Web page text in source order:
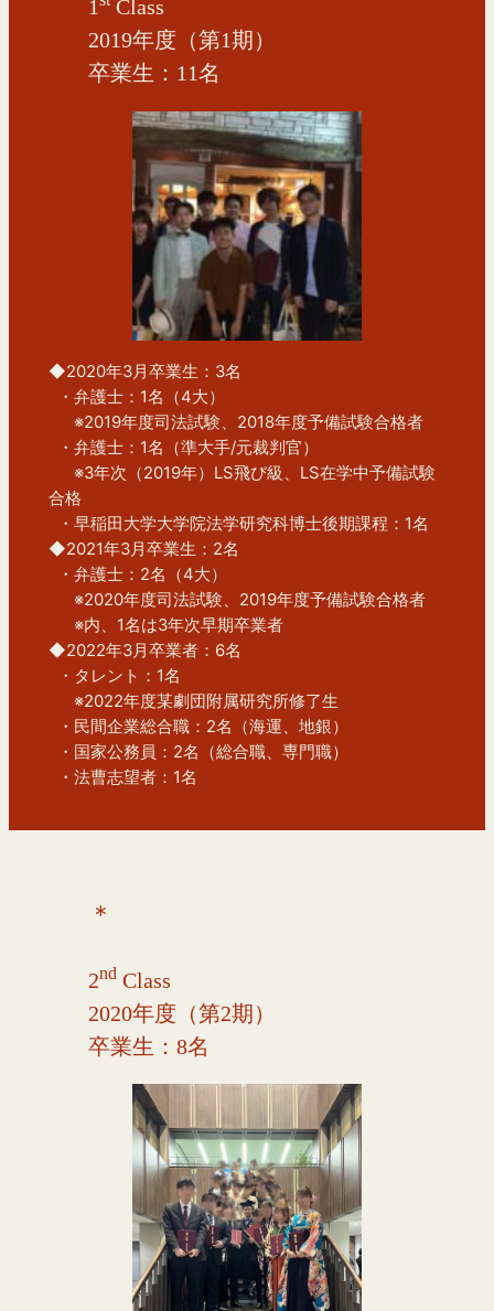
1 Class
2019年度（第1期）
卒業生：11名
◆2020年3月卒業生：3名
  ・弁護士：1名（4大）
※2019年度司法試験、2018年度予備試験合格者
  ・弁護士：1名（準大手/元裁判官）
※3年次（2019年）LS飛び級、LS在学中予備試験
合格
  ・早稲田大学大学院法学研究科博士後期課程：1名
◆2021年3月卒業生：2名
  ・弁護士：2名（4大）
※2020年度司法試験、2019年度予備試験合格者
  　※内、1名は3年次早期卒業者
◆2022年3月卒業者：6名
  ・タレント：1名
※2022年度某劇団附属研究所修了生
  ・民間企業総合職：2名（海運、地銀）
  ・国家公務員：2名（総合職、専門職）
  ・法曹志望者：1名
＊
2ndClass
2020年度（第2期）
卒業生：8名